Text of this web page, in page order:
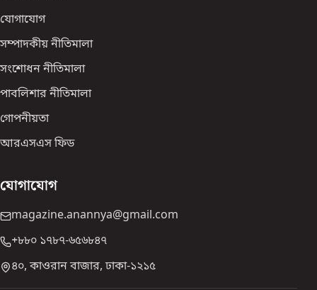
যোগাযোগ
সম্পাদকীয় নীতিমালা
সংশোধন নীতিমালা
পাবলিশার নীতিমালা
গোপনীয়তা
আরএসএস ফিড
যোগাযোগ
magazine.anannya@gmail.com
+৮৮০ ১৭৮৭-৬৫৬৮৪৭
৪০, কাওরান বাজার, ঢাকা-১২১৫